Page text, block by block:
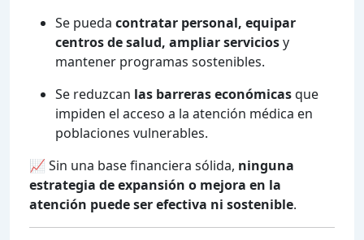
Se pueda contratar personal, equipar
centros de salud, ampliar serviciosy
mantener programas sostenibles.
Se reduzcan las barreras económicasque
impiden el acceso a la atención médica en
poblaciones vulnerables.
📈 Sin una base financiera sólida, ninguna
estrategia de expansión o mejora en la
atención puede ser efectiva ni sostenible.